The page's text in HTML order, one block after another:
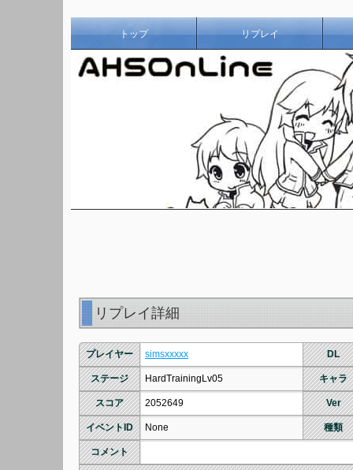
トップ リプレイ
リプレイ詳細
プレイヤー simsxxxxx DL
ステージ HardTrainingLv05 キャラ
スコア 2052649 Ver
イベントID None 種類
コメント